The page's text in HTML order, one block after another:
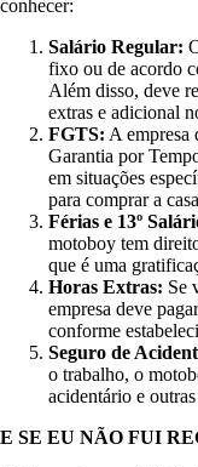
conhecer:
Salário Regular:
fixo ou de acordo
Além disso, deve
extras e adicional
FGTS: A empresa
Garantia por
em situações
para comprar a
Férias e 13º
motoboy tem
que é uma
Horas Extras: Se
empresa deve
conforme
Seguro de
o trabalho, o
acidentário e
E SE EU NÃO FUI